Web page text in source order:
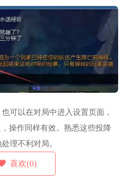
可以在对局中进入设置页面，
操作同样有效。熟悉这些投降
理不利对局。
喜欢(0)